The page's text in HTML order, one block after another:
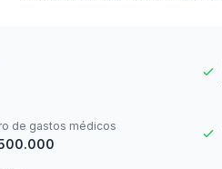
de gastos médicos